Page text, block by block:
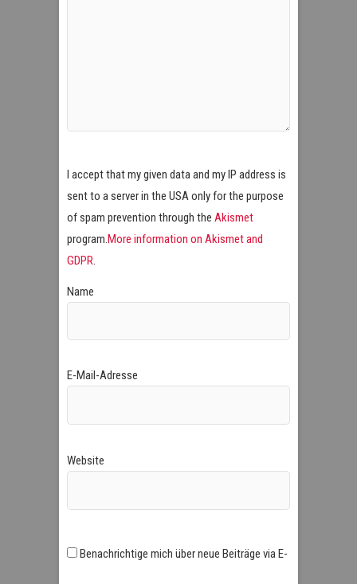
I accept that my given data and my IP address is
sent to a server in the USA only for the purpose
of spam prevention through the Akismet
program.More information on Akismet and
GDPR.
Name
E-Mail-Adresse
Website
Benachrichtige mich über neue Beiträge via E-